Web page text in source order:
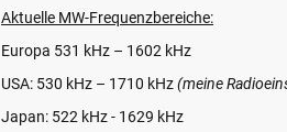
Aktuelle MW-Frequenzbereiche:
Europa 531 kHz – 1602 kHz
USA: 530 kHz – 1710 kHz(meine
Japan: 522 kHz - 1629 kHz